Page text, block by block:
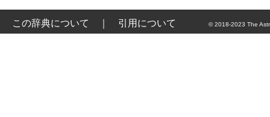
この辞典について 引用について © 2018-2023 The